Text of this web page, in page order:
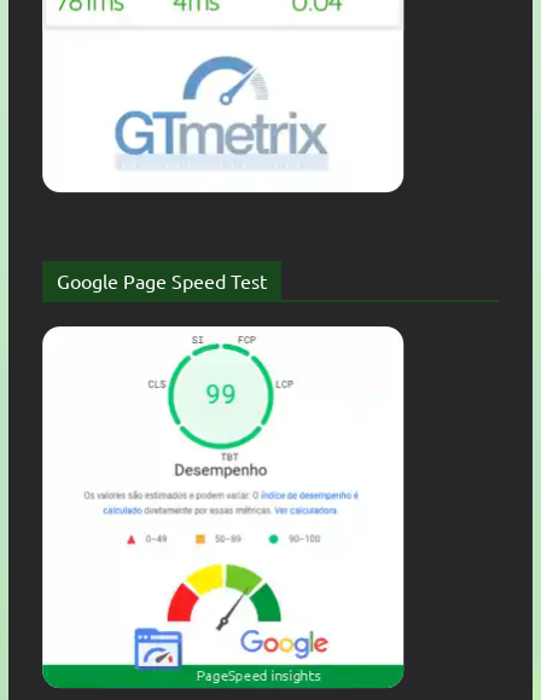
Google Page Speed Test